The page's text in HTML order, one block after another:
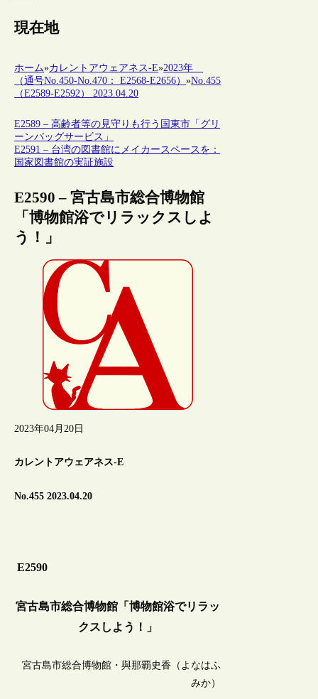
現在地
ホーム»カレントアウェアネス-E»2023年
（通号No.450-No.470： E2568-E2656）»No.455
（E2589-E2592） 2023.04.20
E2589 – 高齢者等の見守りも行う国東市「グリ
ーンバッグサービス」
E2591 – 台湾の図書館にメイカースペースを：
国家図書館の実証施設
E2590 – 宮古島市総合博物館
「博物館浴でリラックスしよ
う！」
2023年04月20日
カレントアウェアネス-E
No.455 2023.04.20
E2590
宮古島市総合博物館「博物館浴でリラッ
クスしよう！」
宮古島市総合博物館・與那覇史香（よなはふ
みか）